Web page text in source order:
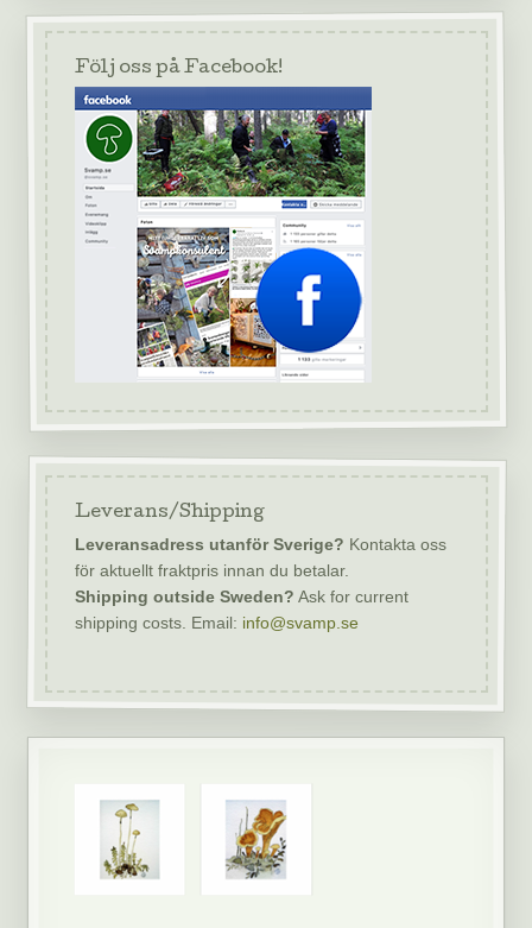
Följ oss på Facebook!
Leverans/Shipping
Leveransadress utanför Sverige? Kontakta oss
för aktuellt fraktpris innan du betalar.
Shipping outside Sweden? Ask for current
shipping costs. Email: info@svamp.se